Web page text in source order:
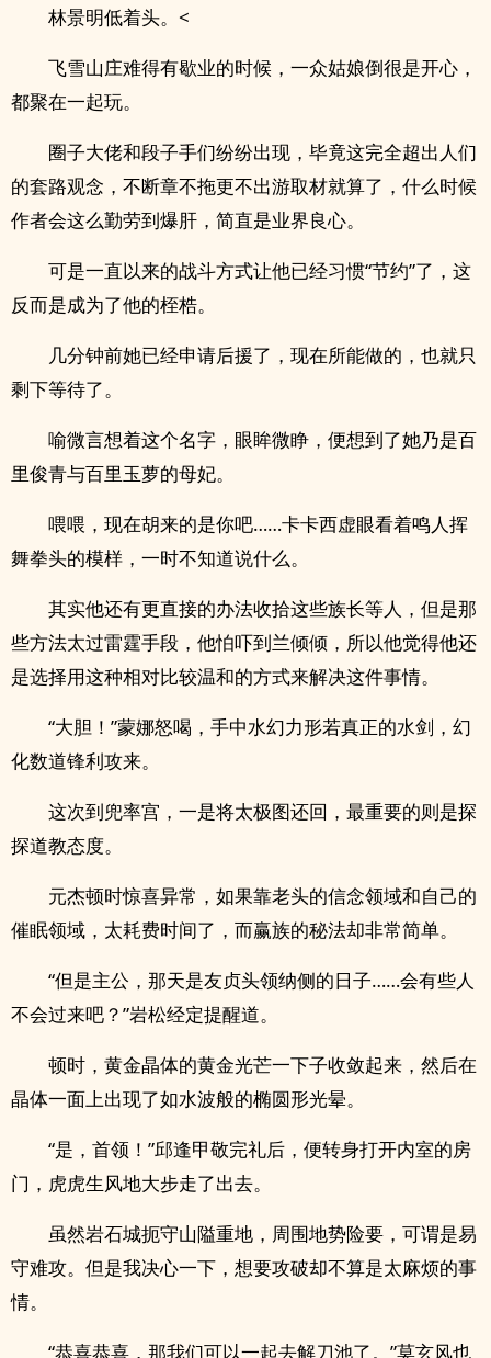
林景明低着头。<
飞雪山庄难得有歇业的时候，一众姑娘倒很是开心，
都聚在一起玩。
圈子大佬和段子手们纷纷出现，毕竟这完全超出人们
的套路观念，不断章不拖更不出游取材就算了，什么时候
作者会这么勤劳到爆肝，简直是业界良心。
可是一直以来的战斗方式让他已经习惯“节约”了，这
反而是成为了他的桎梏。
几分钟前她已经申请后援了，现在所能做的，也就只
剩下等待了。
喻微言想着这个名字，眼眸微睁，便想到了她乃是百
里俊青与百里玉萝的母妃。
喂喂，现在胡来的是你吧……卡卡西虚眼看着鸣人挥
舞拳头的模样，一时不知道说什么。
其实他还有更直接的办法收拾这些族长等人，但是那
些方法太过雷霆手段，他怕吓到兰倾倾，所以他觉得他还
是选择用这种相对比较温和的方式来解决这件事情。
“大胆！”蒙娜怒喝，手中水幻力形若真正的水剑，幻
化数道锋利攻来。
这次到兜率宫，一是将太极图还回，最重要的则是探
探道教态度。
元杰顿时惊喜异常，如果靠老头的信念领域和自己的
催眠领域，太耗费时间了，而赢族的秘法却非常简单。
“但是主公，那天是友贞头领纳侧的日子……会有些人
不会过来吧？”岩松经定提醒道。
顿时，黄金晶体的黄金光芒一下子收敛起来，然后在
晶体一面上出现了如水波般的椭圆形光晕。
“是，首领！”邱逢甲敬完礼后，便转身打开内室的房
门，虎虎生风地大步走了出去。
虽然岩石城扼守山隘重地，周围地势险要，可谓是易
守难攻。但是我决心一下，想要攻破却不算是太麻烦的事
情。
“恭喜恭喜，那我们可以一起去解刀池了。”莫玄风也